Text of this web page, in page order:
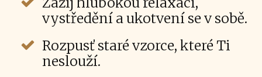
vystředění a ukotvení se v sobě.
Rozpusť staré vzorce, které Ti
neslouží.